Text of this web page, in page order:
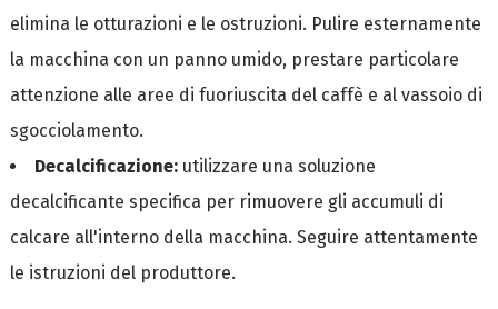
elimina le otturazioni e le ostruzioni. Pulire esternamente
la macchina con un panno umido, prestare particolare
attenzione alle aree di fuoriuscita del caffè e al vassoio di
sgocciolamento.
Decalcificazione:utilizzare una soluzione
decalcificante specifica per rimuovere gli accumuli di
calcare all'interno della macchina. Seguire attentamente
le istruzioni del produttore.